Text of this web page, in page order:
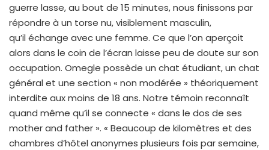
guerre lasse, au bout de 15 minutes, nous finissons par
répondre à un torse nu, visiblement masculin,
qu’il échange avec une femme. Ce que l’on aperçoit
alors dans le coin de l’écran laisse peu de doute sur son
occupation. Omegle possède un chat étudiant, un chat
général et une section « non modérée » théoriquement
interdite aux moins de 18 ans. Notre témoin reconnaît
quand même qu’il se connecte « dans le dos de ses
mother and father ». « Beaucoup de kilomètres et des
chambres d’hôtel anonymes plusieurs fois par semaine,